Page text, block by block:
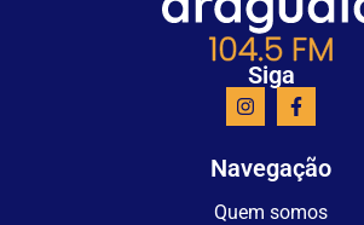
Siga
Navegação
Quem somos